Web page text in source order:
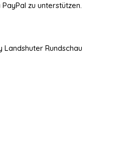
zu unterstützen.
Rundschau